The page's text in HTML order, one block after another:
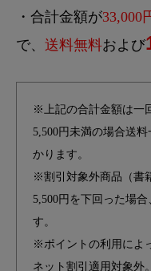
・合計金額が33,000
で、 送料無料および
※上記の合計金額は一
5,500円未満の場合送料
かります。
※割引対象外商品（書
5,500円を下回った場
す。
※ポイントの利用によ
ネット割引適用対象外。